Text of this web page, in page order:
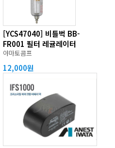
[YCS47040] 비틀벅 BB-
FR001 필터 레귤레이터
야마토콤프
12,000원